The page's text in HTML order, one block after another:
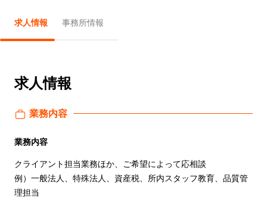
求人情報 事務所情報
求人情報
業務内容
業務内容
クライアント担当業務ほか、ご希望によって応相談
例）一般法人、特殊法人、資産税、所内スタッフ教育、品質管
理担当